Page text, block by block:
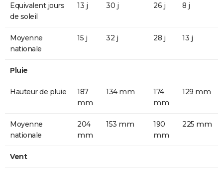
Equivalent jours
de soleil
13 j 30 j 26 j 8 j
Moyenne
nationale
15 j 32 j 28 j 13 j
Pluie
Hauteur de pluie
187
mm
134 mm
174
mm
129 mm
Moyenne
nationale
204
mm
153 mm
190
mm
225 mm
Vent